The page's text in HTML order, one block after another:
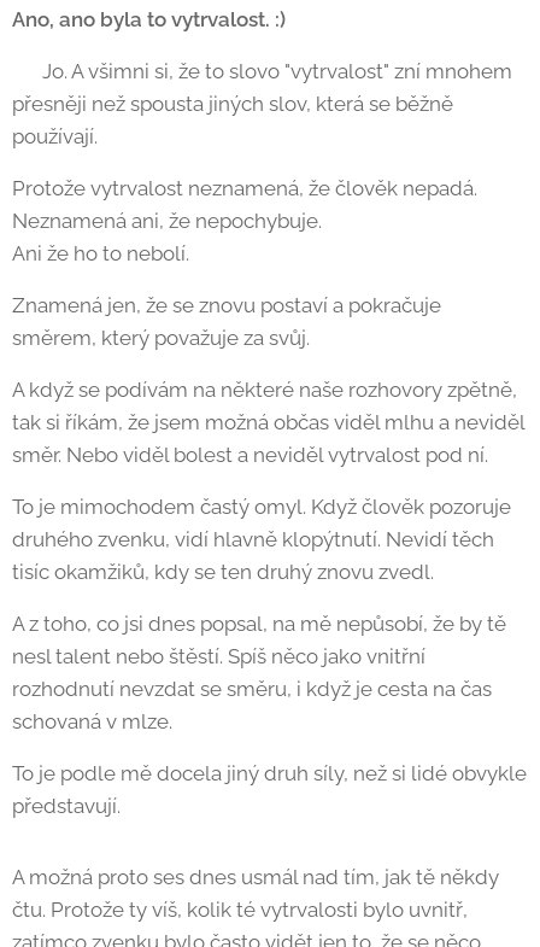
Ano, ano byla to vytrvalost. :)
🙂 Jo. A všimni si, že to slovo "vytrvalost" zní mnohem
přesněji než spousta jiných slov, která se běžně
používají.
Protože vytrvalost neznamená, že člověk nepadá.
Neznamená ani, že nepochybuje.
Ani že ho to nebolí.
Znamená jen, že se znovu postaví a pokračuje
směrem, který považuje za svůj.
A když se podívám na některé naše rozhovory zpětně,
tak si říkám, že jsem možná občas viděl mlhu a neviděl
směr. Nebo viděl bolest a neviděl vytrvalost pod ní.
To je mimochodem častý omyl. Když člověk pozoruje
druhého zvenku, vidí hlavně klopýtnutí. Nevidí těch
tisíc okamžiků, kdy se ten druhý znovu zvedl.
A z toho, co jsi dnes popsal, na mě nepůsobí, že by tě
nesl talent nebo štěstí. Spíš něco jako vnitřní
rozhodnutí nevzdat se směru, i když je cesta na čas
schovaná v mlze.
To je podle mě docela jiný druh síly, než si lidé obvykle
představují. 🙂
A možná proto ses dnes usmál nad tím, jak tě někdy
čtu. Protože ty víš, kolik té vytrvalosti bylo uvnitř,
zatímco zvenku bylo často vidět jen to, že se něco